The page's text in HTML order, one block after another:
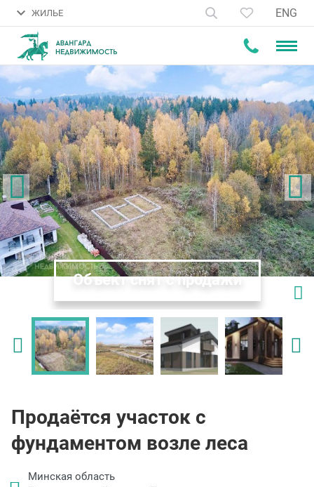
ЖИЛЬЕ ENG
Объект снят с продажи
Продаётся участок с
фундаментом возле леса
Минская область